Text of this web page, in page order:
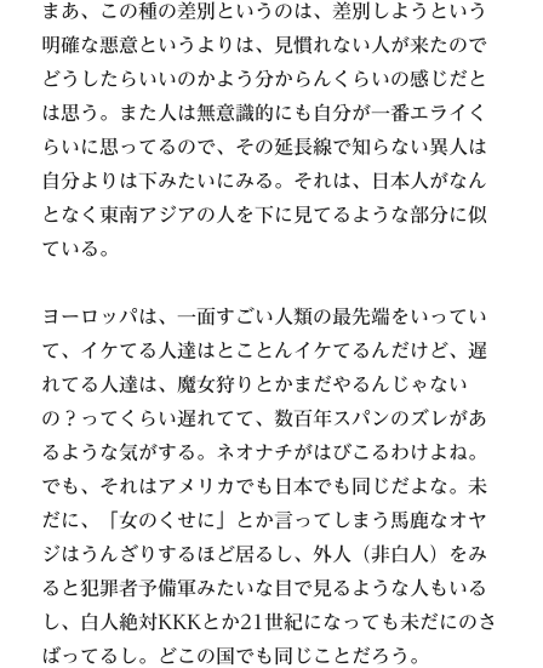
まあ、この種の差別というのは、差別しようという
明確な悪意というよりは、見慣れない人が来たので
どうしたらいいのかよう分からんくらいの感じだと
は思う。また人は無意識的にも自分が一番エライく
らいに思ってるので、その延長線で知らない異人は
自分よりは下みたいにみる。それは、日本人がなん
となく東南アジアの人を下に見てるような部分に似
ている。
ヨーロッパは、一面すごい人類の最先端をいってい
て、イケてる人達はとことんイケてるんだけど、遅
れてる人達は、魔女狩りとかまだやるんじゃない
の？ってくらい遅れてて、数百年スパンのズレがあ
るような気がする。ネオナチがはびこるわけよね。
でも、それはアメリカでも日本でも同じだよな。未
だに、「女のくせに」とか言ってしまう馬鹿なオヤ
ジはうんざりするほど居るし、外人（非白人）をみ
ると犯罪者予備軍みたいな目で見るような人もいる
し、白人絶対KKKとか21世紀になっても未だにのさ
ばってるし。どこの国でも同じことだろう。